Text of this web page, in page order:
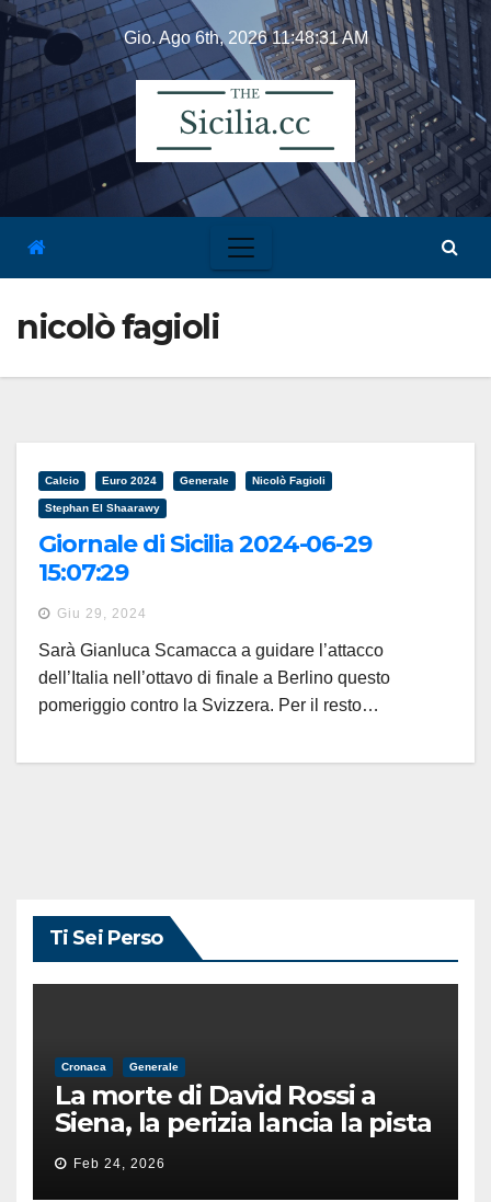
Skip
content
Gio. Ago 6th, 202611:48:31 AM
nicolò fagioli
Calcio Euro 2024 Generale Nicolò Fagioli
Stephan El Shaarawy
Giornale di Sicilia 2024-06-29
15:07:29
Giu 29, 2024
Sarà Gianluca Scamacca a guidare l’attacco
dell’Italia nell’ottavo di finale a Berlino questo
pomeriggio contro la Svizzera. Per il resto…
Ti Sei Perso
Cronaca Generale
La morte di David Rossi a
Siena, la perizia lancia la pista
di un’intimidazione finita
male
Feb 24, 2026